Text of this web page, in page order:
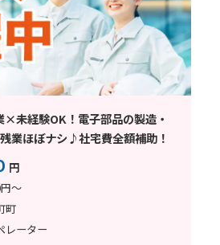
×未経験OK！電子部品の製造・
業ほぼナシ♪社宅費全額補助！
円
～
町
レーター